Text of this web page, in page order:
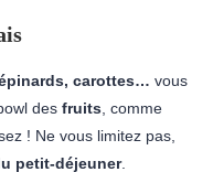
carottes… vous
des fruits , comme
! Ne vous limitez pas,
petit-déjeuner.